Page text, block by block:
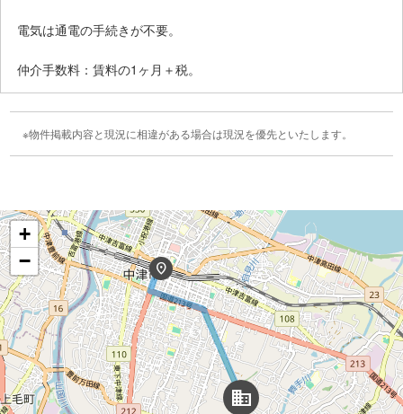
電気は通電の手続きが不要。
仲介手数料：賃料の1ヶ月＋税。
物件掲載内容と現況に相違がある場合は現況を優先といたします。
location_on
domain
+
−